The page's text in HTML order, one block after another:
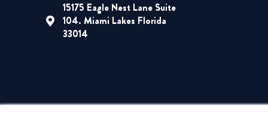
15175 Eagle Nest Lane Suite
104. Miami Lakes Florida
33014